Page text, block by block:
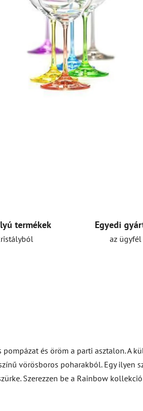
termékek Egyedi
az
pompázat és öröm a parti asztalon. A
vörösboros poharakból. Egy ilyen
Szerezzen be a Rainbow